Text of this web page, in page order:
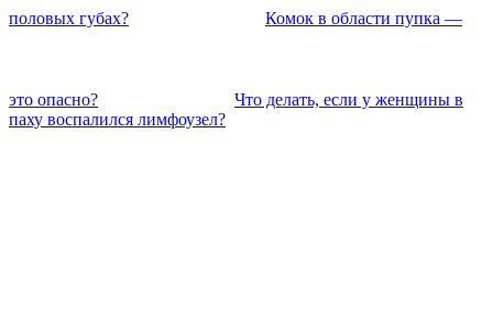
половых губах? Комок в области пупка —
это опасно?
Что делать, если у женщины в
паху воспалился лимфоузел?